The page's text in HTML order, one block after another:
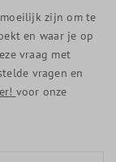
zijn om te
en waar je op
vraag met
vragen en
voor onze